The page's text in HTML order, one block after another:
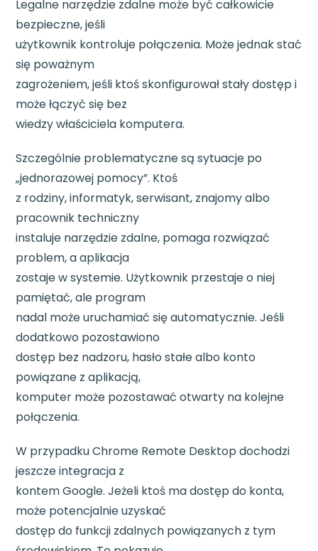
Legalne narzędzie zdalne może być całkowicie
bezpieczne, jeśli
użytkownik kontroluje połączenia. Może jednak stać
się poważnym
zagrożeniem, jeśli ktoś skonfigurował stały dostęp i
może łączyć się bez
wiedzy właściciela komputera.
Szczególnie problematyczne są sytuacje po
„jednorazowej pomocy”. Ktoś
z rodziny, informatyk, serwisant, znajomy albo
pracownik techniczny
instaluje narzędzie zdalne, pomaga rozwiązać
problem, a aplikacja
zostaje w systemie. Użytkownik przestaje o niej
pamiętać, ale program
nadal może uruchamiać się automatycznie. Jeśli
dodatkowo pozostawiono
dostęp bez nadzoru, hasło stałe albo konto
powiązane z aplikacją,
komputer może pozostawać otwarty na kolejne
połączenia.
W przypadku Chrome Remote Desktop dochodzi
jeszcze integracja z
kontem Google. Jeżeli ktoś ma dostęp do konta,
może potencjalnie uzyskać
dostęp do funkcji zdalnych powiązanych z tym